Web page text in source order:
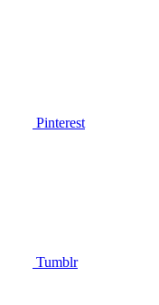
Pinterest
Tumblr